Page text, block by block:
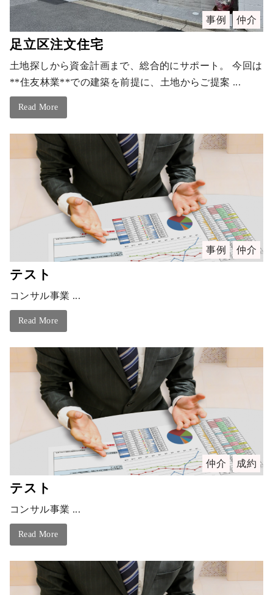
事例 仲介
足立区注文住宅
土地探しから資金計画まで、総合的にサポート。 今回は
**住友林業**での建築を前提に、土地からご提案 ...
Read More
事例 仲介
テスト
コンサル事業 ...
Read More
仲介 成約
テスト
コンサル事業 ...
Read More